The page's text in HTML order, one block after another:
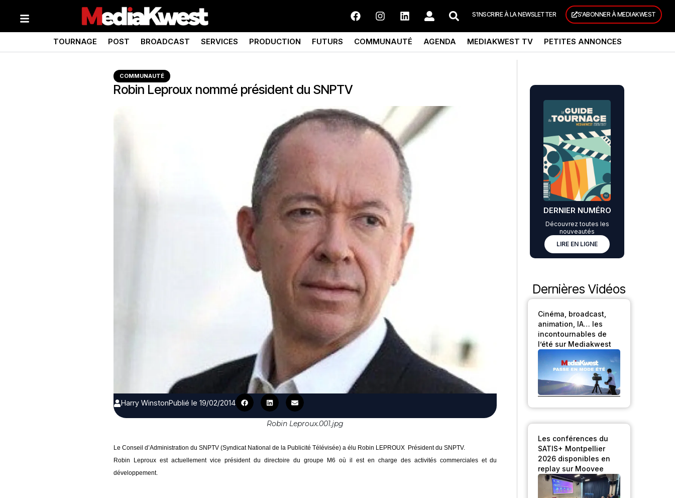
S'INSCRIRE À LA NEWSLETTER S'ABONNER À MEDIAKWEST
TOURNAGE POST BROADCAST SERVICES PRODUCTION FUTURS COMMUNAUTÉ AGENDA MEDIAKWEST TV PETITES ANNONCES
COMMUNAUTÉ
Robin Leproux nommé président du SNPTV
Harry WinstonPublié le 19/02/2014
Robin Leproux.001.jpg
Le Conseil d’Administration du SNPTV (Syndicat National de la Publicité Télévisée) a élu Robin LEPROUX Président du SNPTV.
Robin Leproux est actuellement vice président du directoire du groupe M6 où il est en charge des activités commerciales et du
développement.
DERNIER NUMÉRO
Découvrez toutes les
nouveautés
LIRE EN LIGNE
Dernières Vidéos
Cinéma, broadcast,
animation, IA… les
incontournables de
l’été sur Mediakwest
Les conférences du
SATIS+ Montpellier
2026 disponibles en
replay sur Moovee